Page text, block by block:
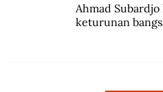
Ahmad
keturunan